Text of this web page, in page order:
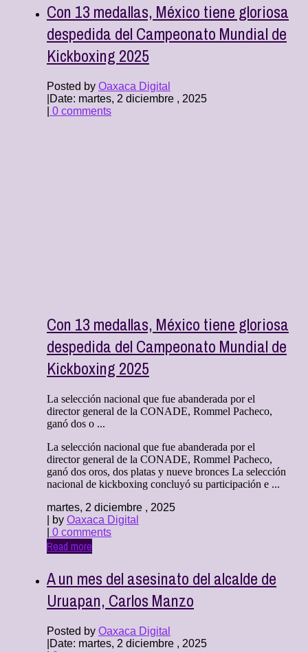
Con 13 medallas, México tiene gloriosa
despedida del Campeonato Mundial de
Kickboxing 2025
Posted by Oaxaca Digital
Date: martes, 2 diciembre , 2025
0 comments
Con 13 medallas, México tiene gloriosa
despedida del Campeonato Mundial de
Kickboxing 2025
La selección nacional que fue abanderada por el
director general de la CONADE, Rommel Pacheco,
ganó dos o ...
La selección nacional que fue abanderada por el
director general de la CONADE, Rommel Pacheco,
ganó dos oros, dos platas y nueve bronces La selección
nacional de kickboxing concluyó su participación e ...
martes, 2 diciembre , 2025
| by Oaxaca Digital
0 comments
Read more
A un mes del asesinato del alcalde de
Uruapan, Carlos Manzo
Posted by Oaxaca Digital
Date: martes, 2 diciembre , 2025